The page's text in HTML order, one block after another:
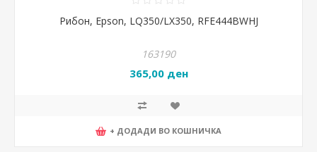
Рибон, Epson, LQ350/LX350, RFE444BWHJ
163190
365,00 ден
+ ДОДАДИ ВО КОШНИЧКА